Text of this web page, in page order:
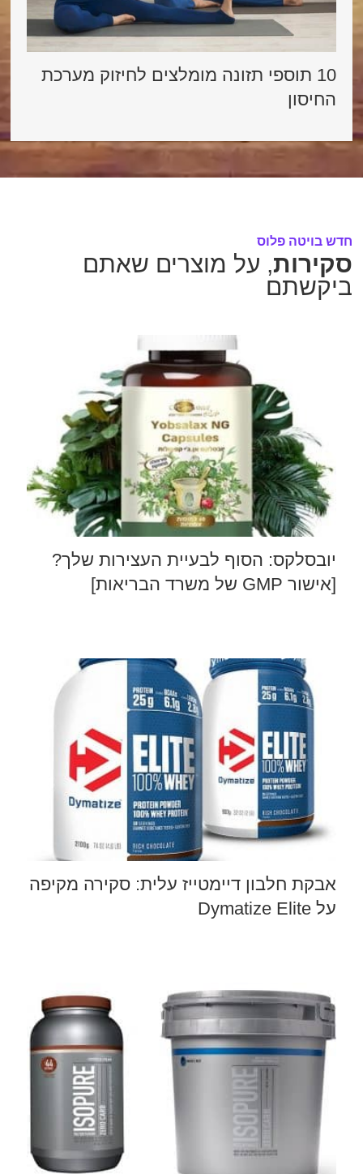
10 תוספי תזונה מומלצים לחיזוק מערכת
החיסון
חדש בויטה פלוס​
סקירות, על מוצרים שאתם
ביקשתם
יובסלקס: הסוף לבעיית העצירות שלך?
[אישור GMP של משרד הבריאות]
אבקת חלבון דיימטייז עלית: סקירה מקיפה
על Dymatize Elite